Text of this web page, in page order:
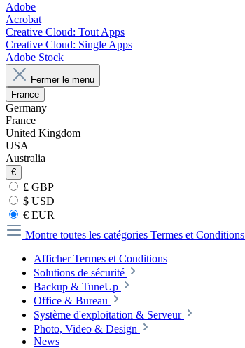
Adobe
Acrobat
Creative Cloud: Tout Apps
Creative Cloud: Single Apps
Adobe Stock
Fermer le menu
France
Germany
France
United Kingdom
USA
Australia
€
£ GBP
$ USD
€ EUR
Montre toutes les catégories Termes et Conditions
Afficher Termes et Conditions
Solutions de sécurité
Backup & TuneUp
Office & Bureau
Système d'exploitation & Serveur
Photo, Video & Design
News